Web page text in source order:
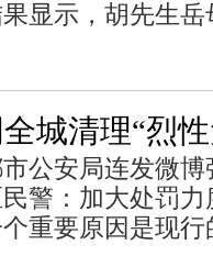
显示，胡先生
城清理“烈
公安局连发微
民警：加大处
重要原因是现